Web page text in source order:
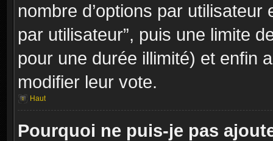
nombre d’options par
par utilisateur”, puis une limite
pour une durée illimité) et enfin
modifier leur vote.
Haut
Pourquoi ne puis-je pas